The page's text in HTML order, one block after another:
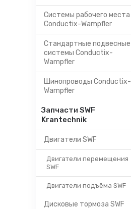
Системы рабочего места
Conductix-Wampfler
Стандартные подвесные
системы Conductix-
Wampfler
Шинопроводы Conductix-
Wampfler
Запчасти SWF
Krantechnik
Двигатели SWF
Двигатели перемещения
SWF
Двигатели подъёма SWF
Дисковые тормоза SWF